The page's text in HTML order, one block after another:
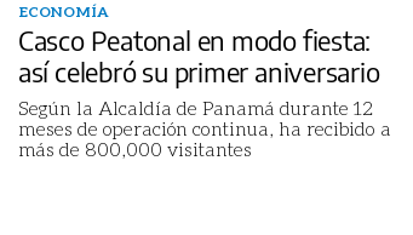
ECONOMÍA
Casco Peatonal en modo fiesta:
así celebró su primer aniversario
Según la Alcaldía de Panamá durante 12
meses de operación continua, ha recibido a
más de 800,000 visitantes